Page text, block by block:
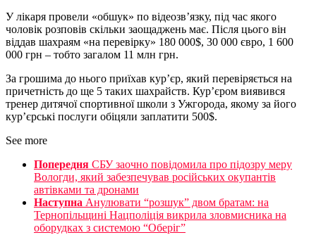
У лікаря провели «обшук» по відеозв’язку, під час якого
чоловік розповів скільки заощаджень має. Після цього він
віддав шахраям «на перевірку» 180 000$, 30 000 євро, 1 600
000 грн – тобто загалом 11 млн грн.
За грошима до нього приїхав кур’єр, який перевіряється на
причетність до ще 5 таких шахрайств. Кур’єром виявився
тренер дитячої спортивної школи з Ужгорода, якому за його
кур’єрські послуги обіцяли заплатити 500$.
See more
Попередня СБУ заочно повідомила про підозру меру
Вологди, який забезпечував російських окупантів
автівками та дронами
Наступна Анулювати “розшук” двом братам: на
Тернопільщині Нацполіція викрила зловмисника на
оборудках з системою “Оберіг”